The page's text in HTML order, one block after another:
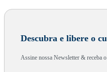
Descubra e libere o
Assine nossa Newsletter & receba o